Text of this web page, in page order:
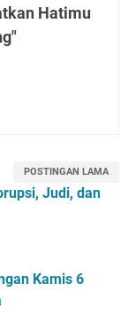
Hatimu
POSTINGAN LAMA
Judi, dan
Kamis 6